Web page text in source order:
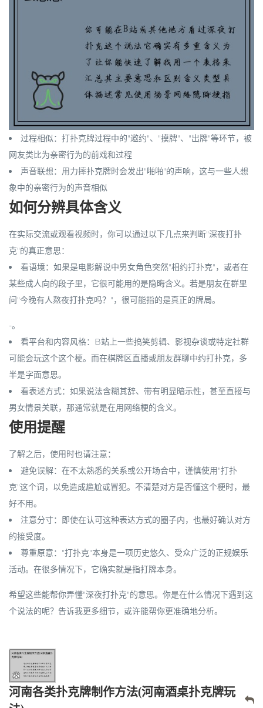
过程相似：打扑克牌过程中的"邀约"、"摸牌"、"出牌"等环节，被
网友类比为亲密行为的前戏和过程
声音联想：用力摔扑克牌时会发出"啪啪"的声响，这与一些人想
象中的亲密行为的声音相似
如何分辨具体含义
在实际交流或观看视频时，你可以通过以下几点来判断"深夜打扑
克"的真正意思：
看语境：如果是电影解说中男女角色突然"相约打扑克"，或者在
某些成人向的段子里，它很可能用的是隐晦含义。若是朋友在群里
问"今晚有人熬夜打扑克吗？"，很可能指的是真正的牌局。
-。
看平台和内容风格：B站上一些搞笑剪辑、影视杂谈或特定社群
可能会玩这个这个梗。而在棋牌区直播或朋友群聊中约打扑克，多
半是字面意思。
看表述方式：如果说法含糊其辞、带有明显暗示性，甚至直接与
男女情景关联，那通常就是在用网络梗的含义。
使用提醒
了解之后，使用时也请注意：
避免误解：在不太熟悉的关系或公开场合中，谨慎使用"打扑
克"这个词，以免造成尴尬或冒犯。不清楚对方是否懂这个梗时，最
好不用。
注意分寸：即使在认可这种表达方式的圈子内，也最好确认对方
的接受度。
尊重原意："打扑克"本身是一项历史悠久、受众广泛的正规娱乐
活动。在很多情况下，它确实就是指打牌本身。
希望这些能帮你弄懂"深夜打扑克"的意思。你是在什么情况下遇到这
个说法的呢？告诉我更多细节，或许能帮你更准确地分析。
河南各类扑克牌制作方法(河南酒桌扑克牌玩